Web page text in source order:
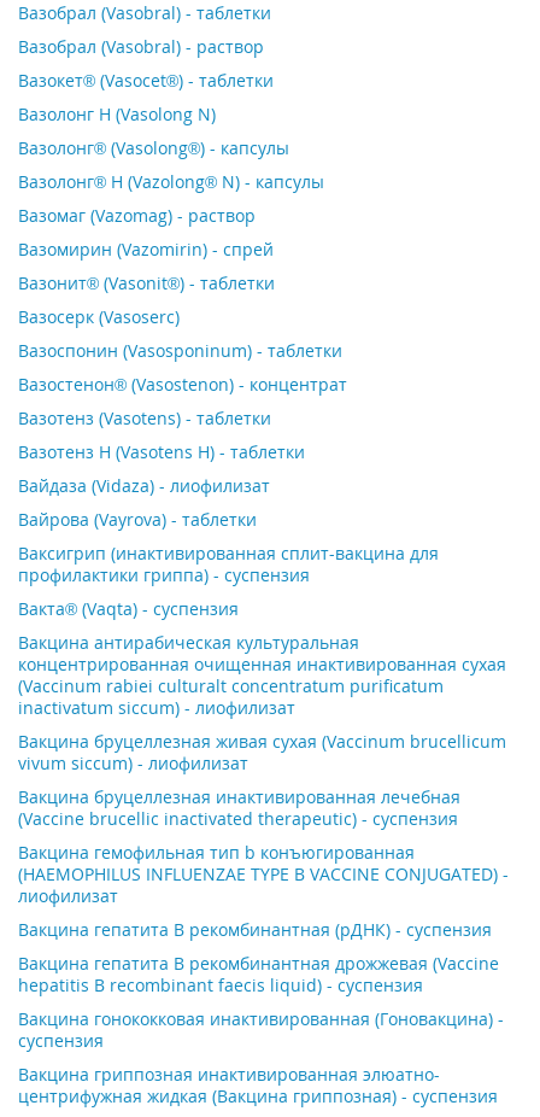
Вазобрал (Vasobral) - таблетки
Вазобрал (Vasobral) - раствор
Вазокет® (Vasocet®) - таблетки
Вазолонг Н (Vasolong N)
Вазолонг® (Vasolong®) - капсулы
Вазолонг® Н (Vazolong® N) - капсулы
Вазомаг (Vazomag) - раствор
Вазомирин (Vazomirin) - спрей
Вазонит® (Vasonit®) - таблетки
Вазосерк (Vasoserc)
Вазоспонин (Vasosponinum) - таблетки
Вазостенон® (Vasostenon) - концентрат
Вазотенз (Vasotens) - таблетки
Вазотенз Н (Vasotens H) - таблетки
Вайдаза (Vidaza) - лиофилизат
Вайрова (Vayrova) - таблетки
Ваксигрип (инактивированная сплит-вакцина для
профилактики гриппа) - суспензия
Вакта® (Vaqta) - суспензия
Вакцина антирабическая культуральная
концентрированная очищенная инактивированная сухая
(Vaccinum rabiei culturalt concentratum purificatum
inactivatum siccum) - лиофилизат
Вакцина бруцеллезная живая сухая (Vaccinum brucellicum
vivum siccum) - лиофилизат
Вакцина бруцеллезная инактивированная лечебная
(Vaccine brucellic inactivated therapeutic) - суспензия
Вакцина гемофильная тип b конъюгированная
(HAEMOPHILUS INFLUENZAE TYPE B VACCINE CONJUGATED) -
лиофилизат
Вакцина гепатита В рекомбинантная (рДНК) - суспензия
Вакцина гепатита В рекомбинантная дрожжевая (Vaccine
hepatitis B recombinant faecis liquid) - суспензия
Вакцина гонококковая инактивированная (Гоновакцина) -
суспензия
Вакцина гриппозная инактивированная элюатно-
центрифужная жидкая (Вакцина гриппозная) - суспензия